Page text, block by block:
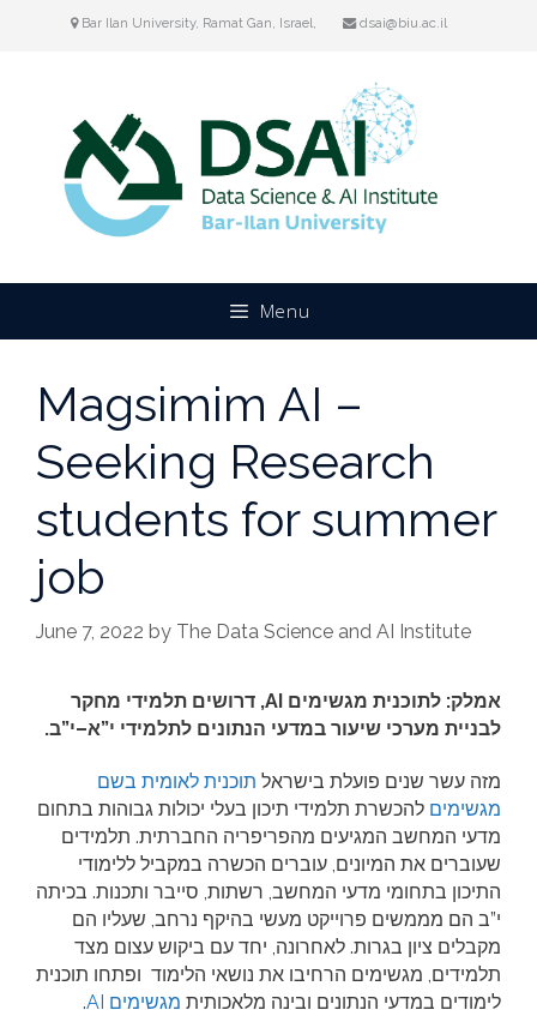
Bar Ilan University, Ramat Gan, Israel, dsai@biu.ac.il
Menu
Magsimim AI –
Seeking Research
students for summer
job
June 7, 2022 by The Data Science and AI Institute
אמלק: לתוכנית מגשימים AI, דרושים תלמידי מחקר
לבניית מערכי שיעור במדעי הנתונים לתלמידי י”א–י”ב.
מזה עשר שנים פועלת בישראל תוכנית לאומית בשם
מגשימים להכשרת תלמידי תיכון בעלי יכולות גבוהות בתחום
מדעי המחשב המגיעים מהפריפריה החברתית. תלמידים
שעוברים את המיונים, עוברים הכשרה במקביל ללימודי
התיכון בתחומי מדעי המחשב, רשתות, סייבר ותכנות. בכיתה
י”ב הם מממשים פרוייקט מעשי בהיקף נרחב, שעליו הם
מקבלים ציון בגרות. לאחרונה, יחד עם ביקוש עצום מצד
תלמידים, מגשימים הרחיבו את נושאי הלימוד ופתחו תוכנית
לימודים במדעי הנתונים ובינה מלאכותית מגשימים AI
.